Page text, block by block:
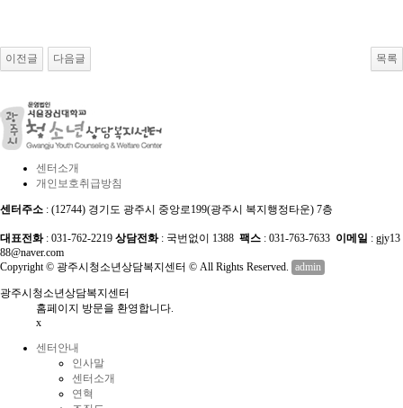
이전글 다음글 목록
센터소개
개인보호취급방침
센터주소 : (12744) 경기도 광주시 중앙로199(광주시 복지행정타운) 7층
대표전화: 031-762-2219 상담전화: 국번없이 1388 팩스 : 031-763-7633 이메일 : gjy13
88@naver.com
Copyright © 광주시청소년상담복지센터 © All Rights Reserved.
admin
광주시청소년상담복지센터
홈페이지 방문을 환영합니다.
x
센터안내
인사말
센터소개
연혁